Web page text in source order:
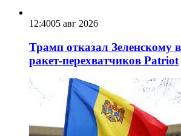
12:4005 авг 2026
Трамп отказал Зеленскому
ракет-перехватчиков Patriot